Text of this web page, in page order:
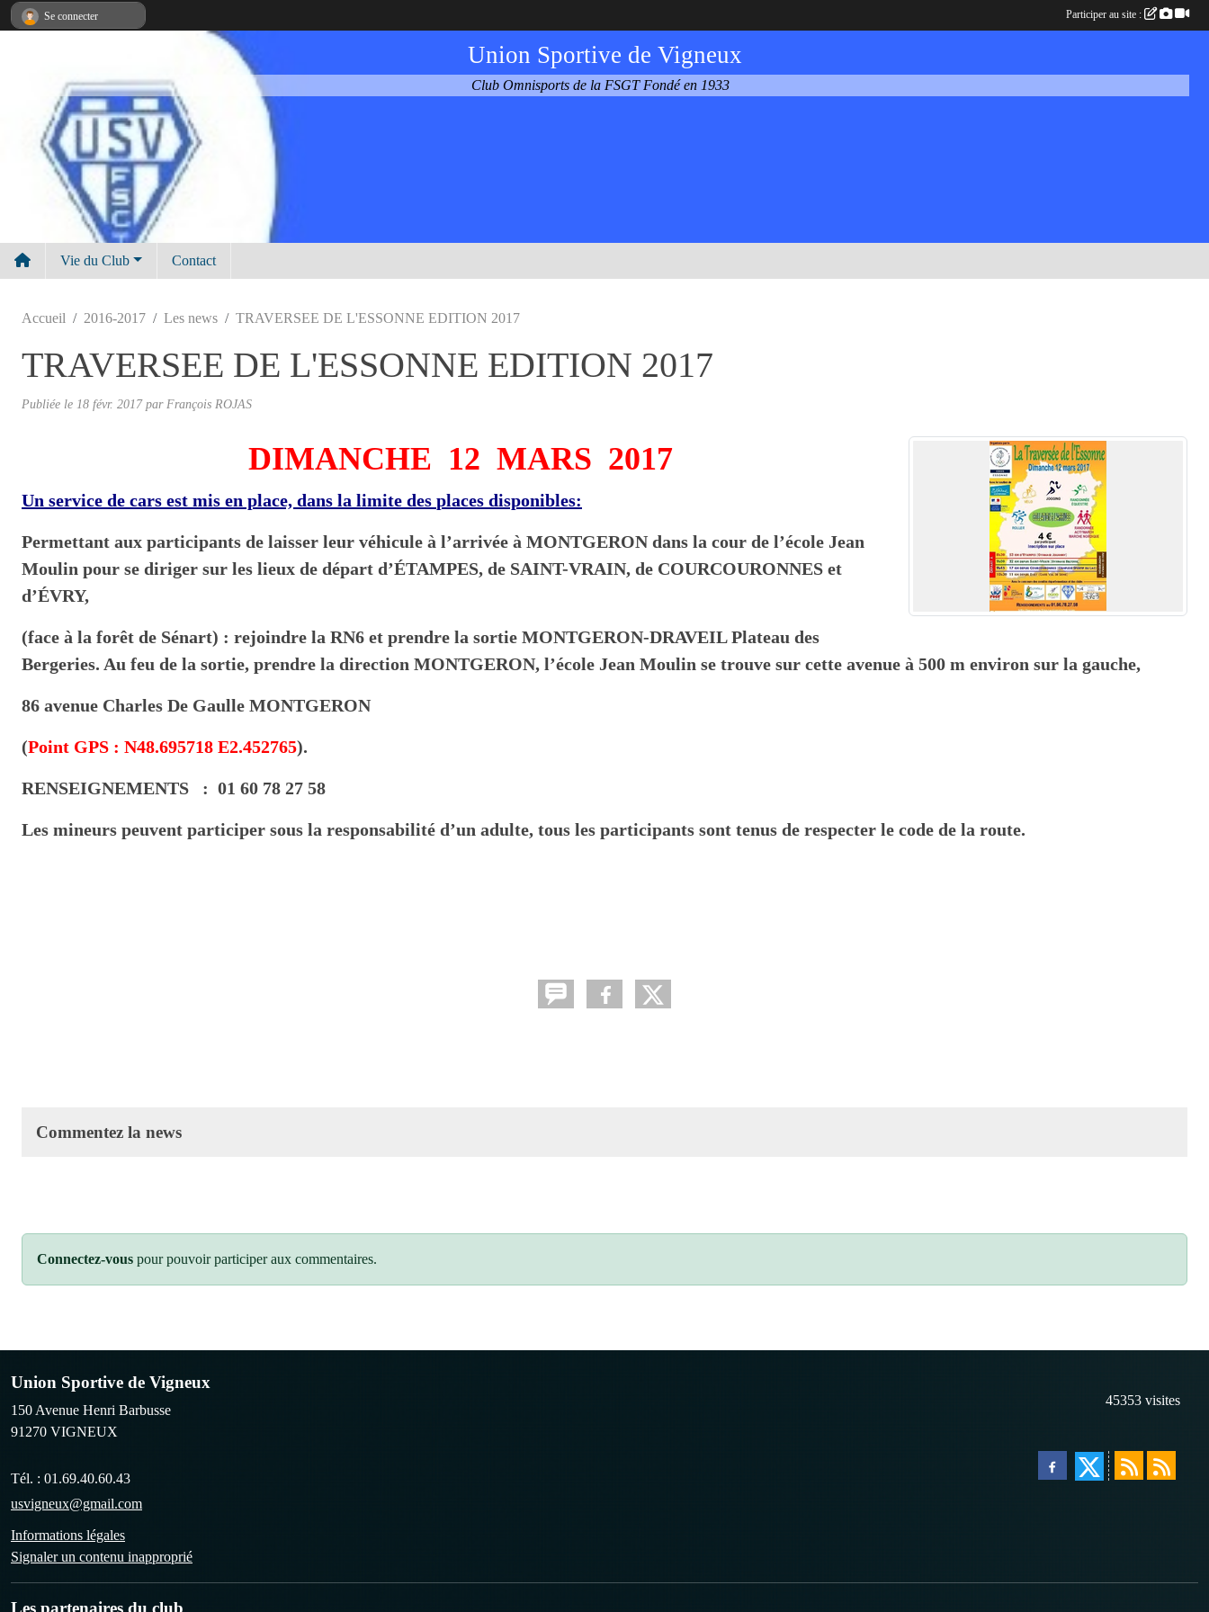
Union Sportive de Vigneux
Club Omnisports de la FSGT Fondé en 1933
Vie du Club Contact
Accueil 2016-2017 Les news TRAVERSEE DE L'ESSONNE EDITION 2017
TRAVERSEE DE L'ESSONNE EDITION 2017
Publiée le 18 févr. 2017par François ROJAS
DIMANCHE 12 MARS 2017
Un service de cars est mis en place, dans la limite des places disponibles:
Permettant aux participants de laisser leur véhicule à l’arrivée à MONTGERON dans la cour de l’école Jean
Moulin pour se diriger sur les lieux de départ d’ÉTAMPES, de SAINT-VRAIN, de COURCOURONNES et
d’ÉVRY,
(face à la forêt de Sénart) : rejoindre la RN6 et prendre la sortie MONTGERON-DRAVEIL Plateau des
Bergeries. Au feu de la sortie, prendre la direction MONTGERON, l’école Jean Moulin se trouve sur cette avenue à 500 m environ sur la gauche,
86 avenue Charles De Gaulle MONTGERON
(Point GPS : N48.695718 E2.452765).
RENSEIGNEMENTS : 01 60 78 27 58
Les mineurs peuvent participer sous la responsabilité d’un adulte, tous les participants sont tenus de respecter le code de la route.
Commentez la news
Connectez-vous pour pouvoir participer aux commentaires.
Union Sportive de Vigneux
150 Avenue Henri Barbusse
91270 VIGNEUX
Tél. : 01.69.40.60.43
usvigneux@gmail.com
Informations légales
Signaler un contenu inapproprié
45353 visites
Les partenaires du club
Se connecter Participer au site :
Panneau de gestion des cookies